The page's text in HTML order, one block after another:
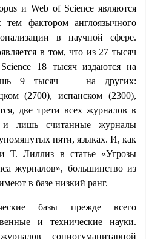
и Web of Science являются
фактором англоязычного
в научной сфере.
в том, что из 27 тысяч
18 тысяч издаются на
9 тысяч — на других:
(2700), испанском (2300),
две трети всех журналов в
и лишь считанные журналы
пяти, языках. И, как
Лиллиз в статье «Угрозы
журналов», большинство из
в базе низкий ранг.
базы прежде всего
и технические науки.
социогуманитарной